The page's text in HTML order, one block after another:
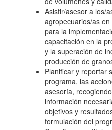
Asistir/asesor a los/
agropecuarios/as
para la
capacitación en la
y la superación de
producción de
Planificar y reportar
programa, las
asesoría,
información
objetivos y
formulación del